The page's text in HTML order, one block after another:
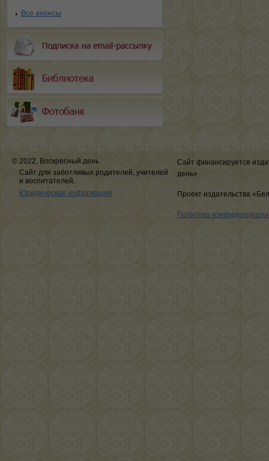
Все анонсы
© 2022, Воскресный день
Сайт для заботливых родителей, учителей
и воспитателей.
Юридическая информация
Сайт финансируется
день»
Проект издательства
Политика